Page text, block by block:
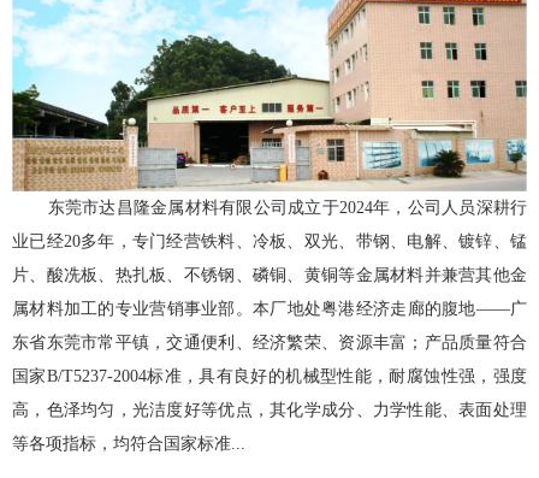
东莞市达昌隆金属材料有限公司成立于2024年，公司人员深耕行
业已经20多年，专门经营铁料、冷板、双光、带钢、电解、镀锌、锰
片、酸冼板、热扎板、不锈钢、磷铜、黄铜等金属材料并兼营其他金
属材料加工的专业营销事业部。本厂地处粤港经济走廊的腹地——广
东省东莞市常平镇，交通便利、经济繁荣、资源丰富；产品质量符合
国家B/T5237-2004标准，具有良好的机械型性能，耐腐蚀性强，强度
高，色泽均匀，光洁度好等优点，其化学成分、力学性能、表面处理
等各项指标，均符合国家标准...